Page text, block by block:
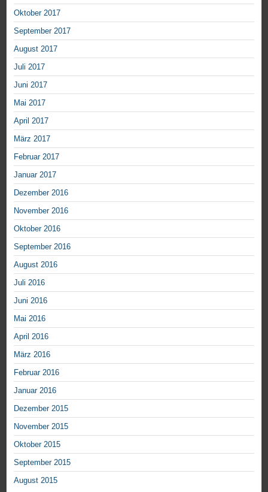
Oktober 2017
September 2017
August 2017
Juli 2017
Juni 2017
Mai 2017
April 2017
März 2017
Februar 2017
Januar 2017
Dezember 2016
November 2016
Oktober 2016
September 2016
August 2016
Juli 2016
Juni 2016
Mai 2016
April 2016
März 2016
Februar 2016
Januar 2016
Dezember 2015
November 2015
Oktober 2015
September 2015
August 2015